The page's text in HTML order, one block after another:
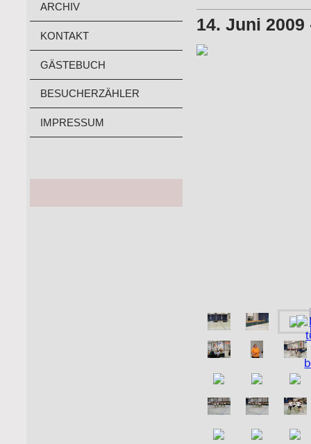
ARCHIV
KONTAKT
GÄSTEBUCH
BESUCHERZÄHLER
IMPRESSUM
14. Juni